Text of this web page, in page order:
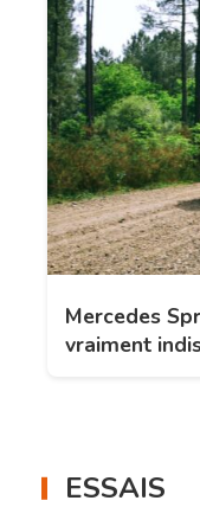
Mercedes
vraiment
ESSAIS